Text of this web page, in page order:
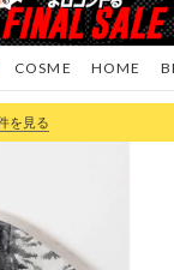
COSME HOME
を見る